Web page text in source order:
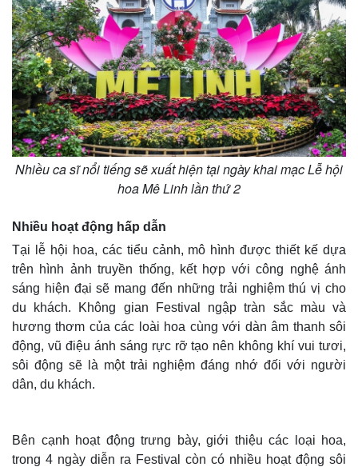
Nhiều ca sĩ nổi tiếng sẽ xuất hiện tại ngày khai mạc Lễ hội
hoa Mê Linh lần thứ 2
Nhiều hoạt động hấp dẫn
Tại lễ hội hoa, các tiểu cảnh, mô hình được thiết kế dựa
trên hình ảnh truyền thống, kết hợp với công nghệ ánh
sáng hiện đại sẽ mang đến những trải nghiệm thú vị cho
du khách. Không gian Festival ngập tràn sắc màu và
hương thơm của các loài hoa cùng với dàn âm thanh sôi
động, vũ điệu ánh sáng rực rỡ tạo nên không khí vui tươi,
sôi động sẽ là một trải nghiệm đáng nhớ đối với người
dân, du khách.
Bên cạnh hoạt động trưng bày, giới thiệu các loại hoa,
trong 4 ngày diễn ra Festival còn có nhiều hoạt động sôi